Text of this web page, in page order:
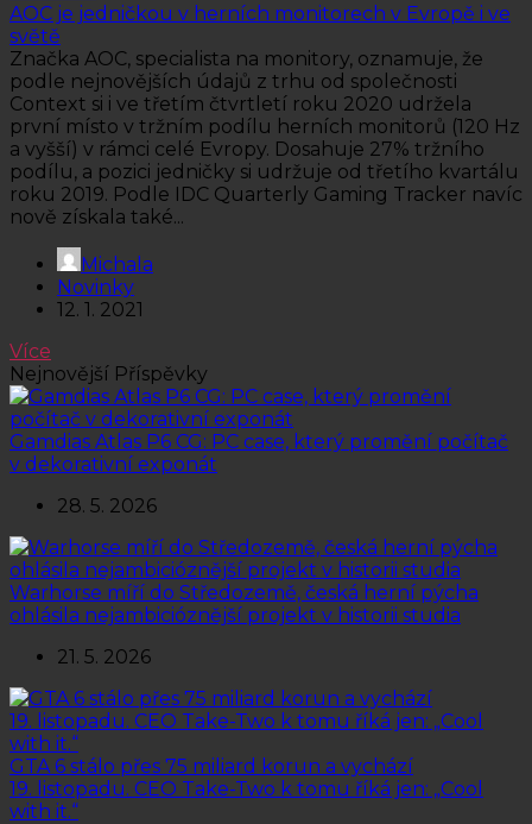
AOC je jedničkou v herních monitorech v Evropě i ve
světě
Značka AOC, specialista na monitory, oznamuje, že
podle nejnovějších údajů z trhu od společnosti
Context si i ve třetím čtvrtletí roku 2020 udržela
první místo v tržním podílu herních monitorů (120 Hz
a vyšší) v rámci celé Evropy. Dosahuje 27% tržního
podílu, a pozici jedničky si udržuje od třetího kvartálu
roku 2019. Podle IDC Quarterly Gaming Tracker navíc
nově získala také...
Michala
Novinky
12. 1. 2021
Více
Nejnovější Příspěvky
Gamdias Atlas P6 CG: PC case, který promění počítač
v dekorativní exponát
28. 5. 2026
Warhorse míří do Středozemě, česká herní pýcha
ohlásila nejambicióznější projekt v historii studia
21. 5. 2026
GTA 6 stálo přes 75 miliard korun a vychází
19. listopadu. CEO Take-Two k tomu říká jen: „Cool
with it.“